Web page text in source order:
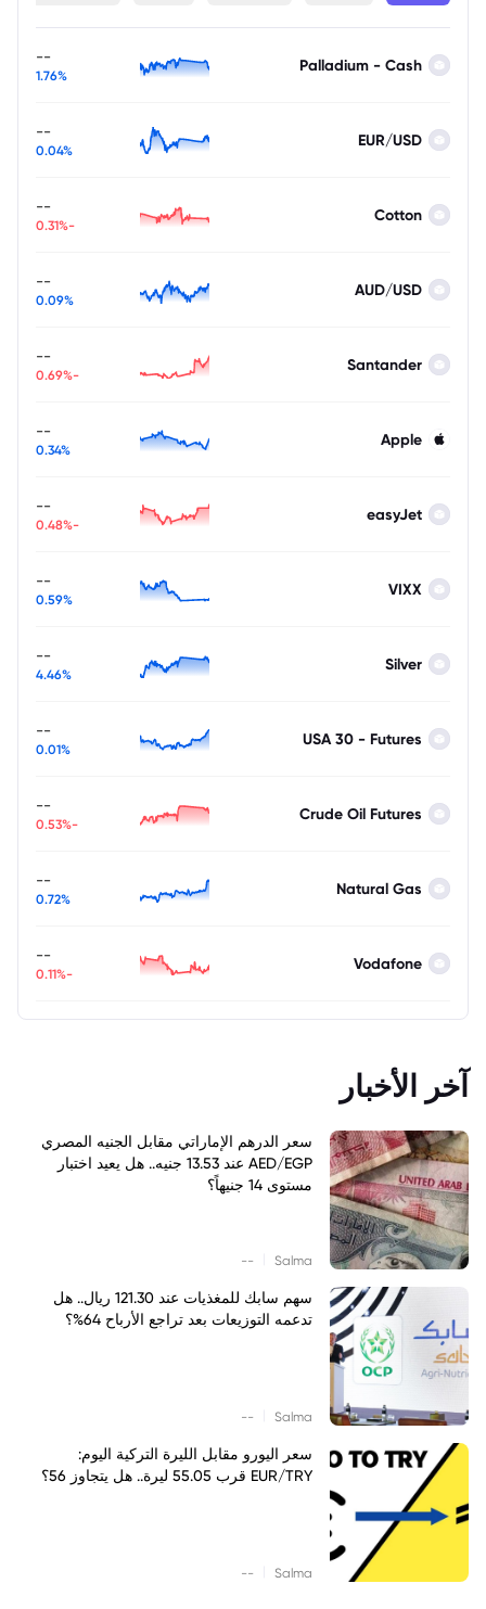
Palladium - Cash
--
1.76%
EUR/USD
--
0.04%
Cotton
--
-0.31%
AUD/USD
--
0.09%
Santander
--
-0.69%
Apple
--
0.34%
easyJet
--
-0.48%
VIXX
--
0.59%
Silver
--
4.46%
USA 30 - Futures
--
0.01%
Crude Oil Futures
--
-0.53%
Natural Gas
--
0.72%
Vodafone
--
-0.11%
آخر الأخبار
سعر الدرهم الإماراتي مقابل الجنيه المصري
AED/EGP عند 13.53 جنيه.. هل يعيد اختبار
مستوى 14 جنيهاً؟
Salma
--
سهم سابك للمغذيات عند 121.30 ريال.. هل
تدعمه التوزيعات بعد تراجع الأرباح 64%؟
Salma
--
سعر اليورو مقابل الليرة التركية اليوم:
EUR/TRY قرب 55.05 ليرة.. هل يتجاوز 56؟
Salma
--